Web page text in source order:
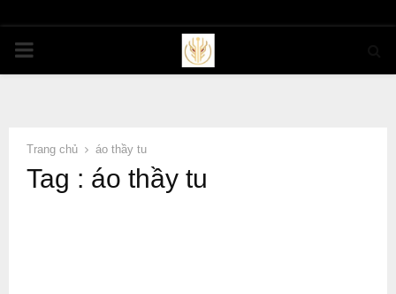
PRIMARY
Trang chủ áo thầy tu
Tag : áo thầy tu